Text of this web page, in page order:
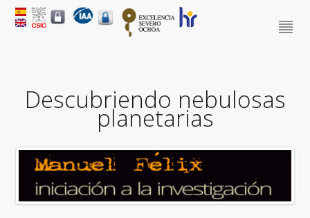
Descubriendo nebulosas
planetarias